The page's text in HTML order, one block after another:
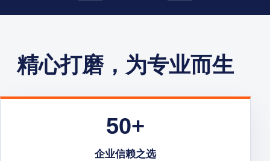
精心打磨，为专业而生
50+
企业信赖之选